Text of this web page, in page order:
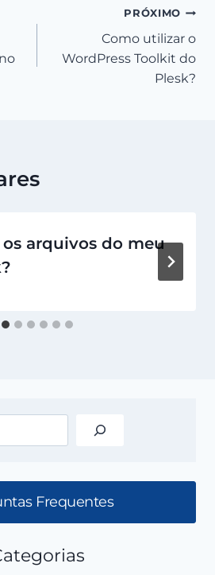
PRÓXIMO
Como utilizar o
WordPress Toolkit do
Plesk?
arquivos do meu
Frequentes